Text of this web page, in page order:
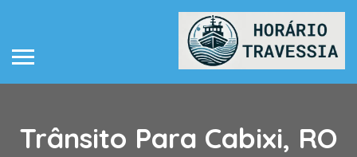
Trânsito Para Cabixi, RO